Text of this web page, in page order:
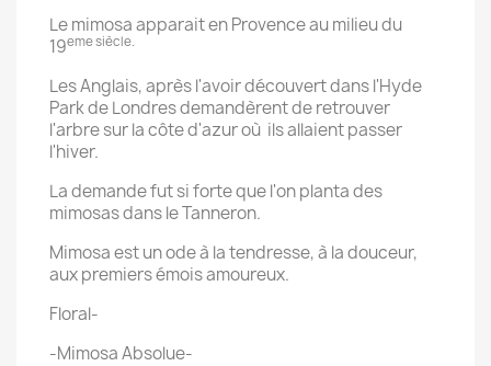
Le mimosa apparait en Provence au milieu du
19eme siècle.
Les Anglais, après l'avoir découvert dans l'Hyde
Park de Londres demandèrent de retrouver
l'arbre sur la côte d'azur où ils allaient passer
l'hiver.
La demande fut si forte que l'on planta des
mimosas dans le Tanneron.
Mimosa est un ode à la tendresse, à la douceur,
aux premiers émois amoureux.
Floral-
-Mimosa Absolue-